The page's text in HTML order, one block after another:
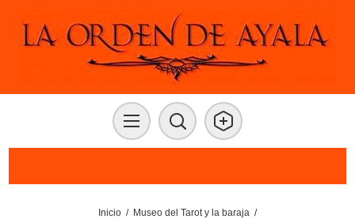
Inicio / Museo del Tarot y la baraja /